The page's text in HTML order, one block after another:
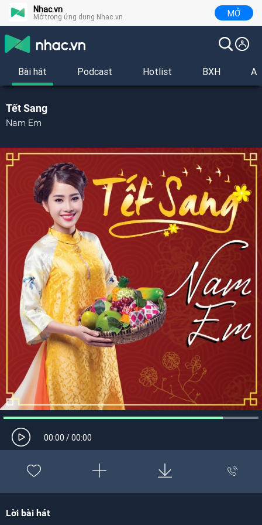
Nhac.vn
Mở trong ứng dụng Nhac.vn MỞ
Bài hát Podcast Hotlist BXH
Tết Sang
Nam Em
00:00 /00:00
Lời bài hát